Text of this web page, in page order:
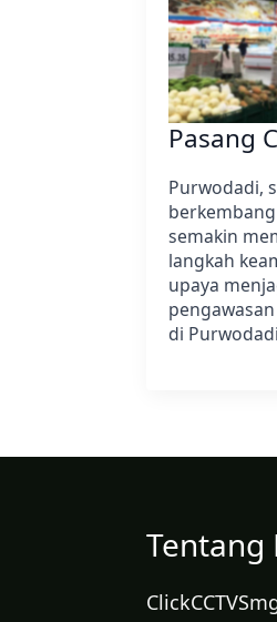
Pasang
Purwodadi,
berkembang
semakin
langkah
upaya
di
Tentang